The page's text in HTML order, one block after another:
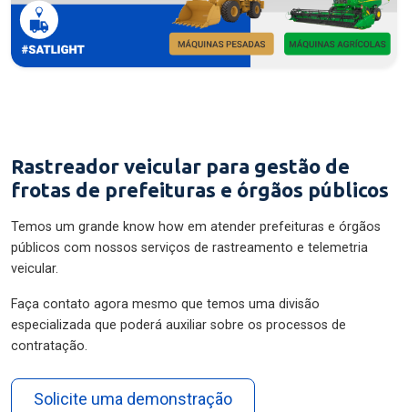
Rastreador veicular para gestão de
frotas de prefeituras e órgãos públicos
Temos um grande know how em atender prefeituras e órgãos
públicos com nossos serviços de rastreamento e telemetria
veicular.
Faça contato agora mesmo que temos uma divisão
especializada que poderá auxiliar sobre os processos de
contratação.
Solicite uma demonstração